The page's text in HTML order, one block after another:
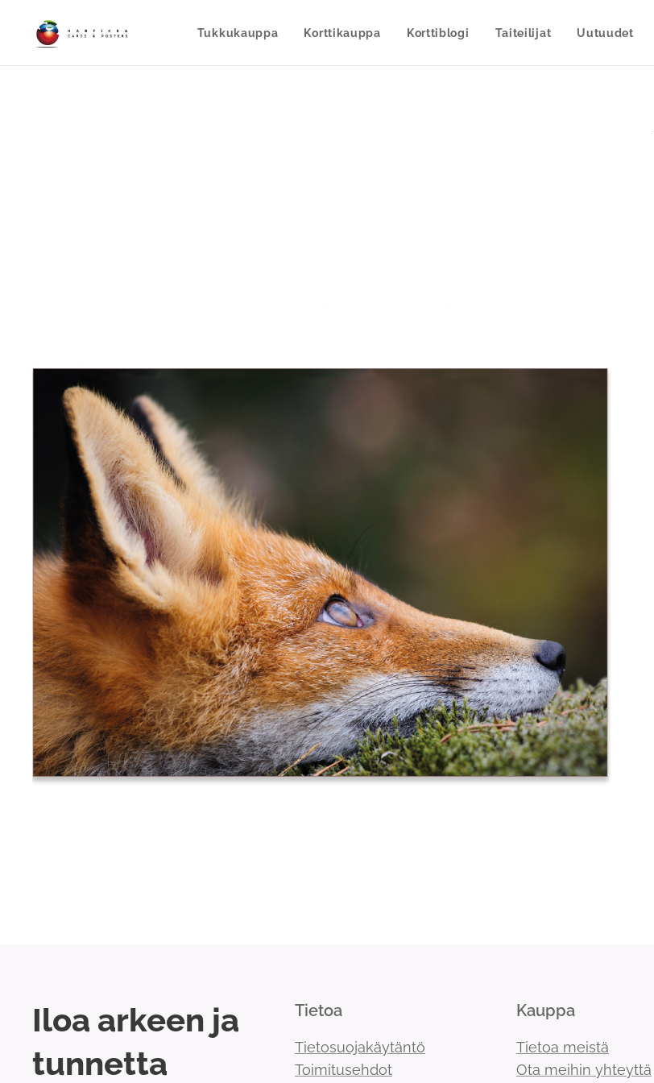
Tukkukauppa Korttikauppa Korttiblogi Taiteilijat Uutuudet
Iloa arkeen ja
tunnetta
Tietoa
Tietosuojakäytäntö
Toimitusehdot
Kauppa
Tietoa meistä
Ota meihin yhteyttä